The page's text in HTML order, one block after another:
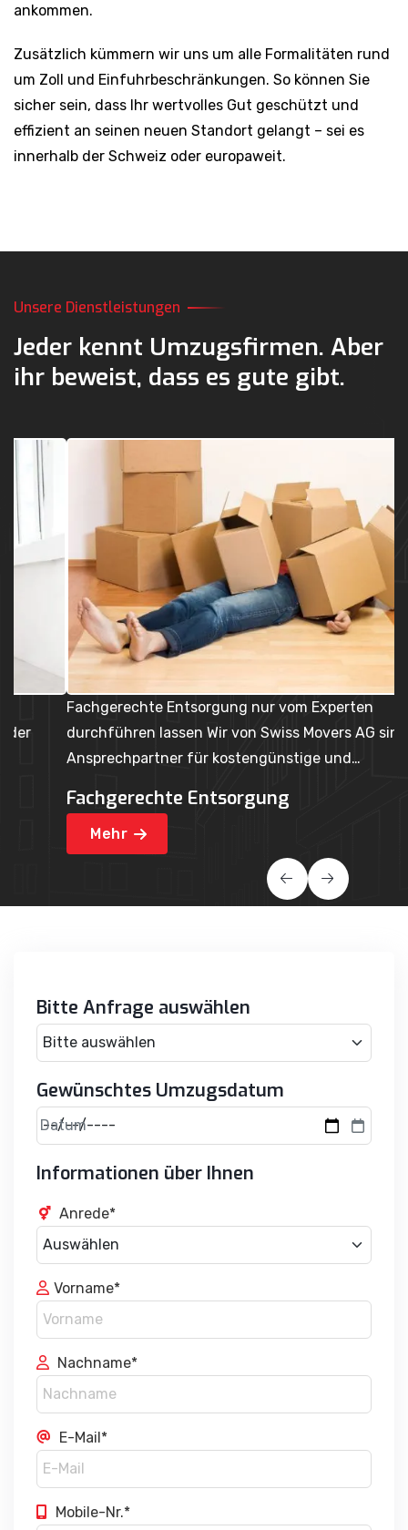
ankommen.
Zusätzlich kümmern wir uns um alle Formalitäten rund
um Zoll und Einfuhrbeschränkungen. So können Sie
sicher sein, dass Ihr wertvolles Gut geschützt und
effizient an seinen neuen Standort gelangt – sei es
innerhalb der Schweiz oder europaweit.
Unsere Dienstleistungen
Jeder kennt Umzugsfirmen. Aber
ihr beweist, dass es gute gibt.
Fachgerechte Entsorgung nur vom Experten
durchführen lassen Wir von Swiss Movers AG sind der
Ansprechpartner für kostengünstige und…
Fachgerechte Entsorgung
Bitte Anfrage auswählen
Gewünschtes Umzugsdatum
Datum
Informationen über Ihnen
Anrede*
Vorname*
Nachname*
E-Mail*
Mobile-Nr.*